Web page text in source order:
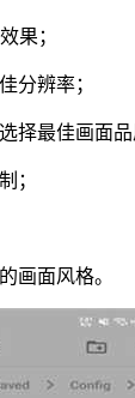
果；
分辨率；
择最佳画面品
；
画面风格。